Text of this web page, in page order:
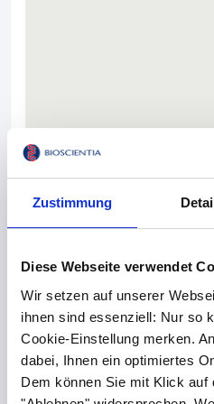
Zustimmung
Diese Webseite verwendet
Wir setzen auf unserer
ihnen sind essenziell: Nur so
Cookie-Einstellung merken.
dabei, Ihnen ein optimiertes
Dem können Sie mit Klick auf
innen klebt ein dunkler,
der auffällig riecht.Otitis
die Entzündung des
Erkrankung ist hartnäckig